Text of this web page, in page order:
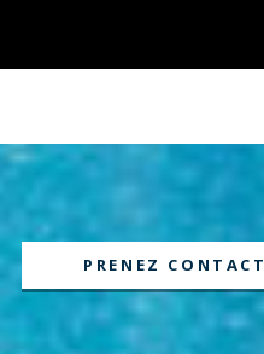
PRENEZ CONTACT